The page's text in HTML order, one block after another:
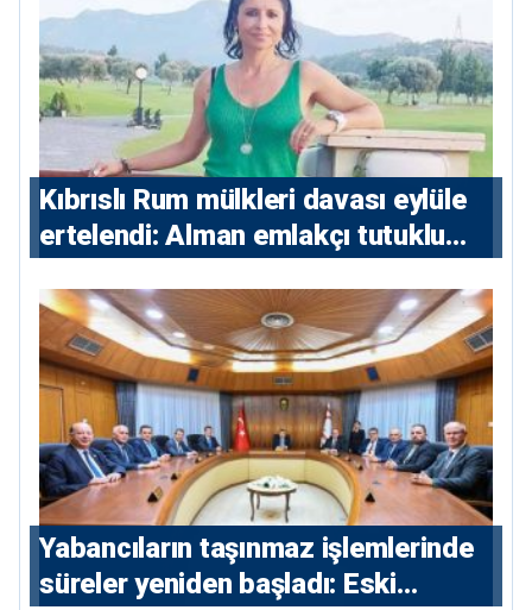
Kıbrıslı Rum mülkleri davası eylüle
ertelendi: Alman emlakçı tutuklu
Yabancıların taşınmaz işlemlerinde
süreler yeniden başladı: Eski